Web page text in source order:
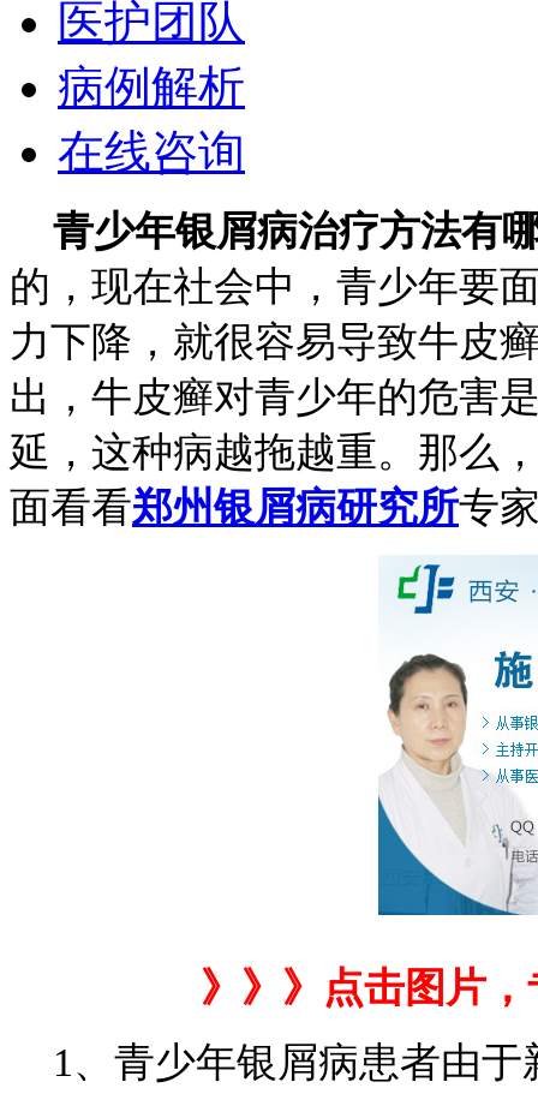
医护团队
病例解析
在线咨询
青少年银屑病治疗方法有
的，现在社会中，青少年要
力下降，就很容易导致牛皮
出，牛皮癣对青少年的危害
延，这种病越拖越重。那么
面看看郑州银屑病研究所专
》》》点击图片
1、青少年银屑病患者由于